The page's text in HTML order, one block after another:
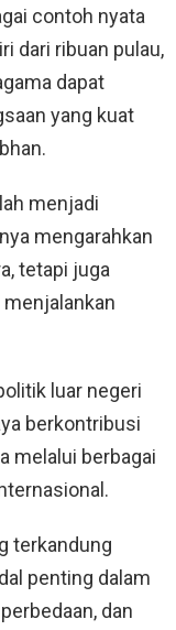
contoh nyata
dari ribuan pulau,
dapat
yang kuat
menjadi
mengarahkan
tetapi juga
luar negeri
berkontribusi
melalui berbagai
terkandung
penting dalam
dan